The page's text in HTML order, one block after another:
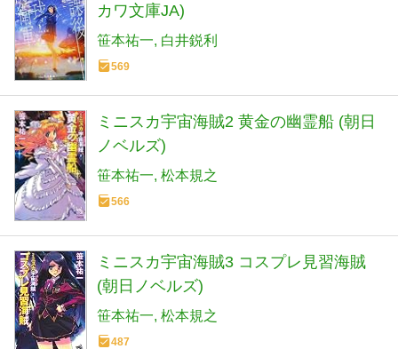
カワ文庫JA)
笹本祐一 白井鋭利
569
ミニスカ宇宙海賊2 黄金の幽霊船 (朝日
ノベルズ)
笹本祐一 松本規之
566
ミニスカ宇宙海賊3 コスプレ見習海賊
(朝日ノベルズ)
笹本祐一 松本規之
487